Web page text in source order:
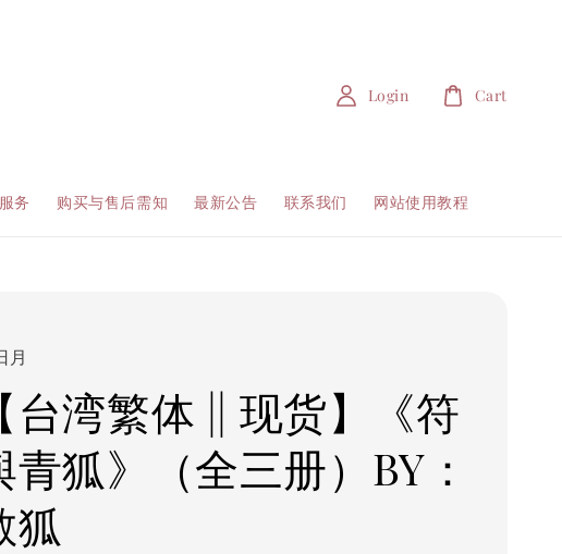
务 购买与售后需知 最新公告 联系我们 网站使用教程
Login Cart
月
【台湾繁体 || 现货】《符
青狐》（全三册）BY：
狐